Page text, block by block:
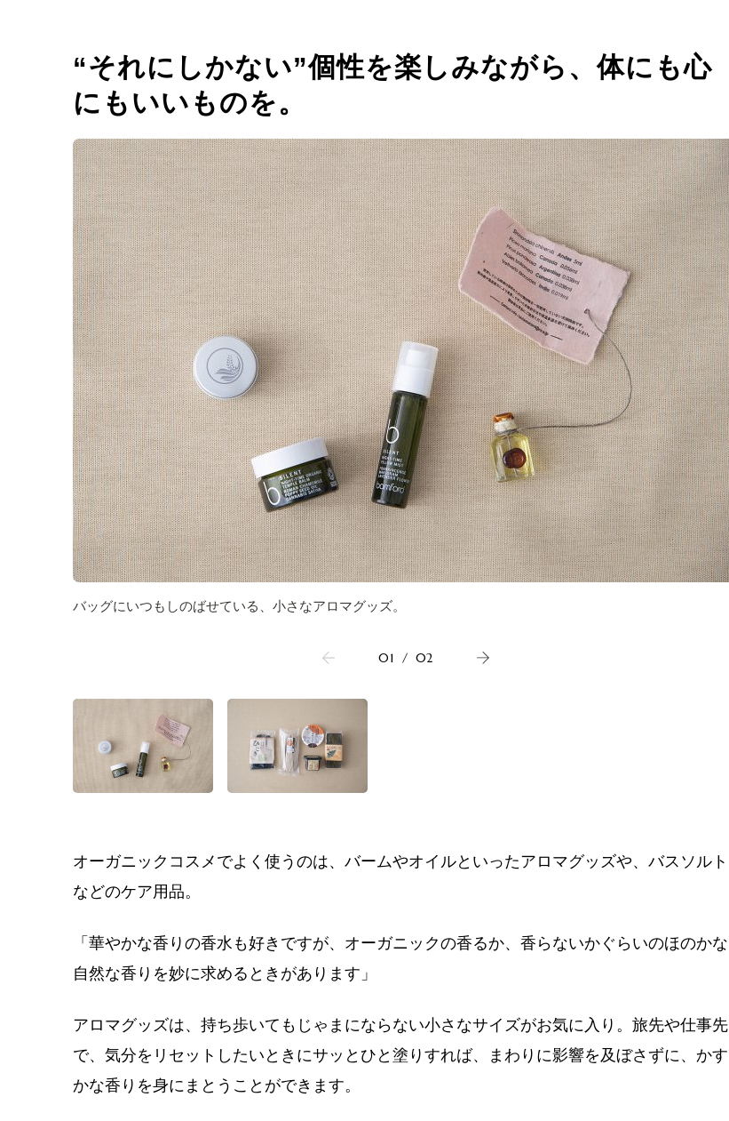
“それにしかない”個性を楽しみながら、体にも心
にもいいものを。
バッグにいつもしのばせている、小さなアロマグッズ。
01 / 02
オーガニックコスメでよく使うのは、バームやオイルといったアロマグッズや、バスソルト
などのケア用品。
「華やかな香りの香水も好きですが、オーガニックの香るか、 香らないかぐらいのほのかな
自然な香りを妙に求めるときがありま す」
アロマグッズは、持ち歩いてもじゃまにならない小さなサイズがお気に入り。旅先や仕事先
で、気分をリセットしたいときにサッとひと塗りすれば、まわりに影響を及ぼさずに、かす
かな香りを身にまとうことができます。